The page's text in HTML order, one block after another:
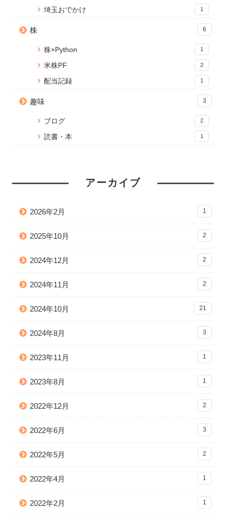
埼玉おでかけ 1
株 6
株×Python 1
米株PF 2
配当記録 1
趣味 3
ブログ 2
読書・本 1
アーカイブ
2026年2月 1
2025年10月 2
2024年12月 2
2024年11月 2
2024年10月 21
2024年8月 3
2023年11月 1
2023年8月 1
2022年12月 2
2022年6月 3
2022年5月 2
2022年4月 1
2022年2月 1